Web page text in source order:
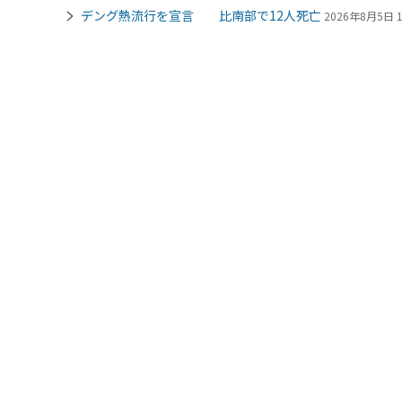
デング熱流行を宣言 比南部で12人死亡 2026年8月5日